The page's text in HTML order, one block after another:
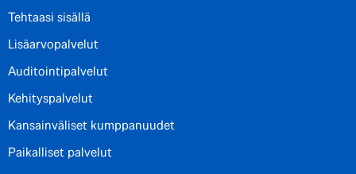
Tehtaasi sisällä
Lisäarvopalvelut
Auditointipalvelut
Kehityspalvelut
Kansainväliset kumppanuudet
Paikalliset palvelut